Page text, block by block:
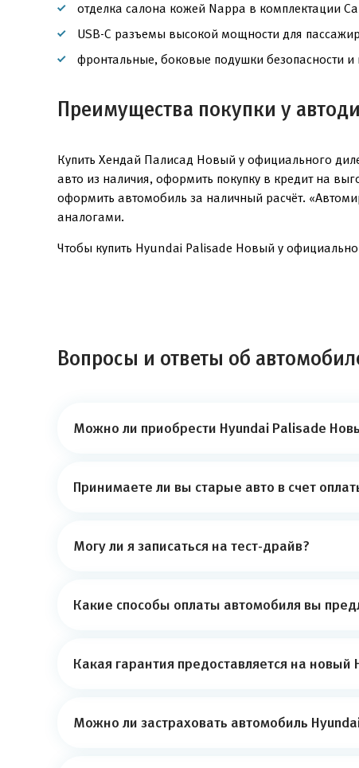
отделка салона кожей Nappa в комплектации
USB-C разъемы высокой мощности для
фронтальные, боковые подушки безопасности и
Преимущества покупки у
Купить Хендай Палисад Новый у официального
авто из наличия, оформить покупку в кредит на
оформить автомобиль за наличный расчёт.
аналогами.
Чтобы купить Hyundai Palisade Новый у
Вопросы и ответы об
Можно ли приобрести Hyundai Palisade
Принимаете ли вы старые авто в счет
Могу ли я записаться на тест-драйв?
Какие способы оплаты автомобиля вы
Какая гарантия предоставляется на
Можно ли застраховать автомобиль